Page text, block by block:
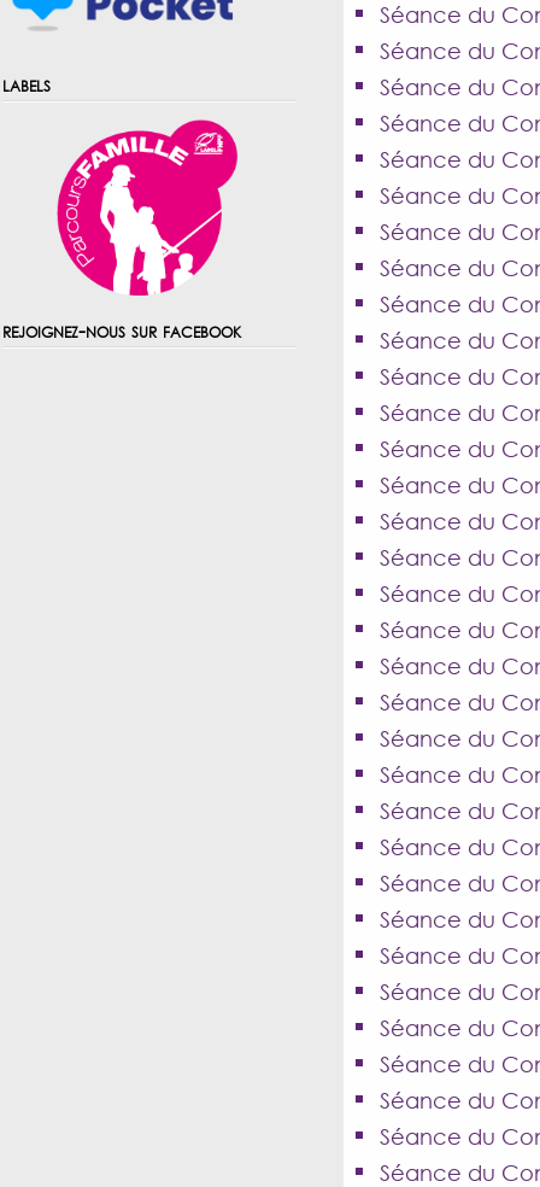
labels
rejoignez-nous sur facebook
Séance du
Séance du
Séance du
Séance du
Séance du
Séance du
Séance du
Séance du
Séance du
Séance du
Séance du
Séance du
Séance du
Séance du
Séance du
Séance du
Séance du
Séance du
Séance du
Séance du
Séance du
Séance du
Séance du
Séance du
Séance du
Séance du
Séance du
Séance du
Séance du
Séance du
Séance du
Séance du
Séance du